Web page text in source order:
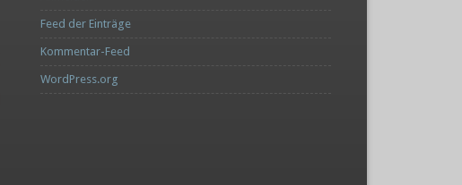
Feed der Einträge
Kommentar-Feed
WordPress.org